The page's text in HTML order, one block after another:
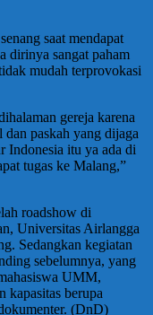
saat mendapat
dirinya sangat paham
mudah terprovokasi
gereja karena
paskah yang dijaga
Indonesia itu ya ada di
tugas ke Malang,”
roadshow di
Universitas Airlangga
Sedangkan kegiatan
sebelumnya, yang
UMM,
kapasitas berupa
(DnD)